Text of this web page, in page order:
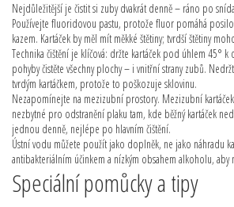
Nejdůležitější je čistit si zuby dvakrát denně – ráno po
Používejte fluoridovou pastu, protože fluor pomáhá
kazem. Kartáček by měl mít měkké štětiny; tvrdší štětiny
Technika čištění je klíčová: držte kartáček pod úhlem 45° k
pohyby čistěte všechny plochy – i vnitřní strany zubů.
tvrdým kartáčkem, protože to poškozuje sklovinu.
Nezapomínejte na mezizubní prostory. Mezizubní
nezbytné pro odstranění plaku tam, kde běžný kartáček
jednou denně, nejlépe po hlavním čištění.
Ústní vodu můžete použít jako doplněk, ne jako náhradu
antibakteriálním účinkem a nízkým obsahem alkoholu, aby
Speciální pomůcky a tipy